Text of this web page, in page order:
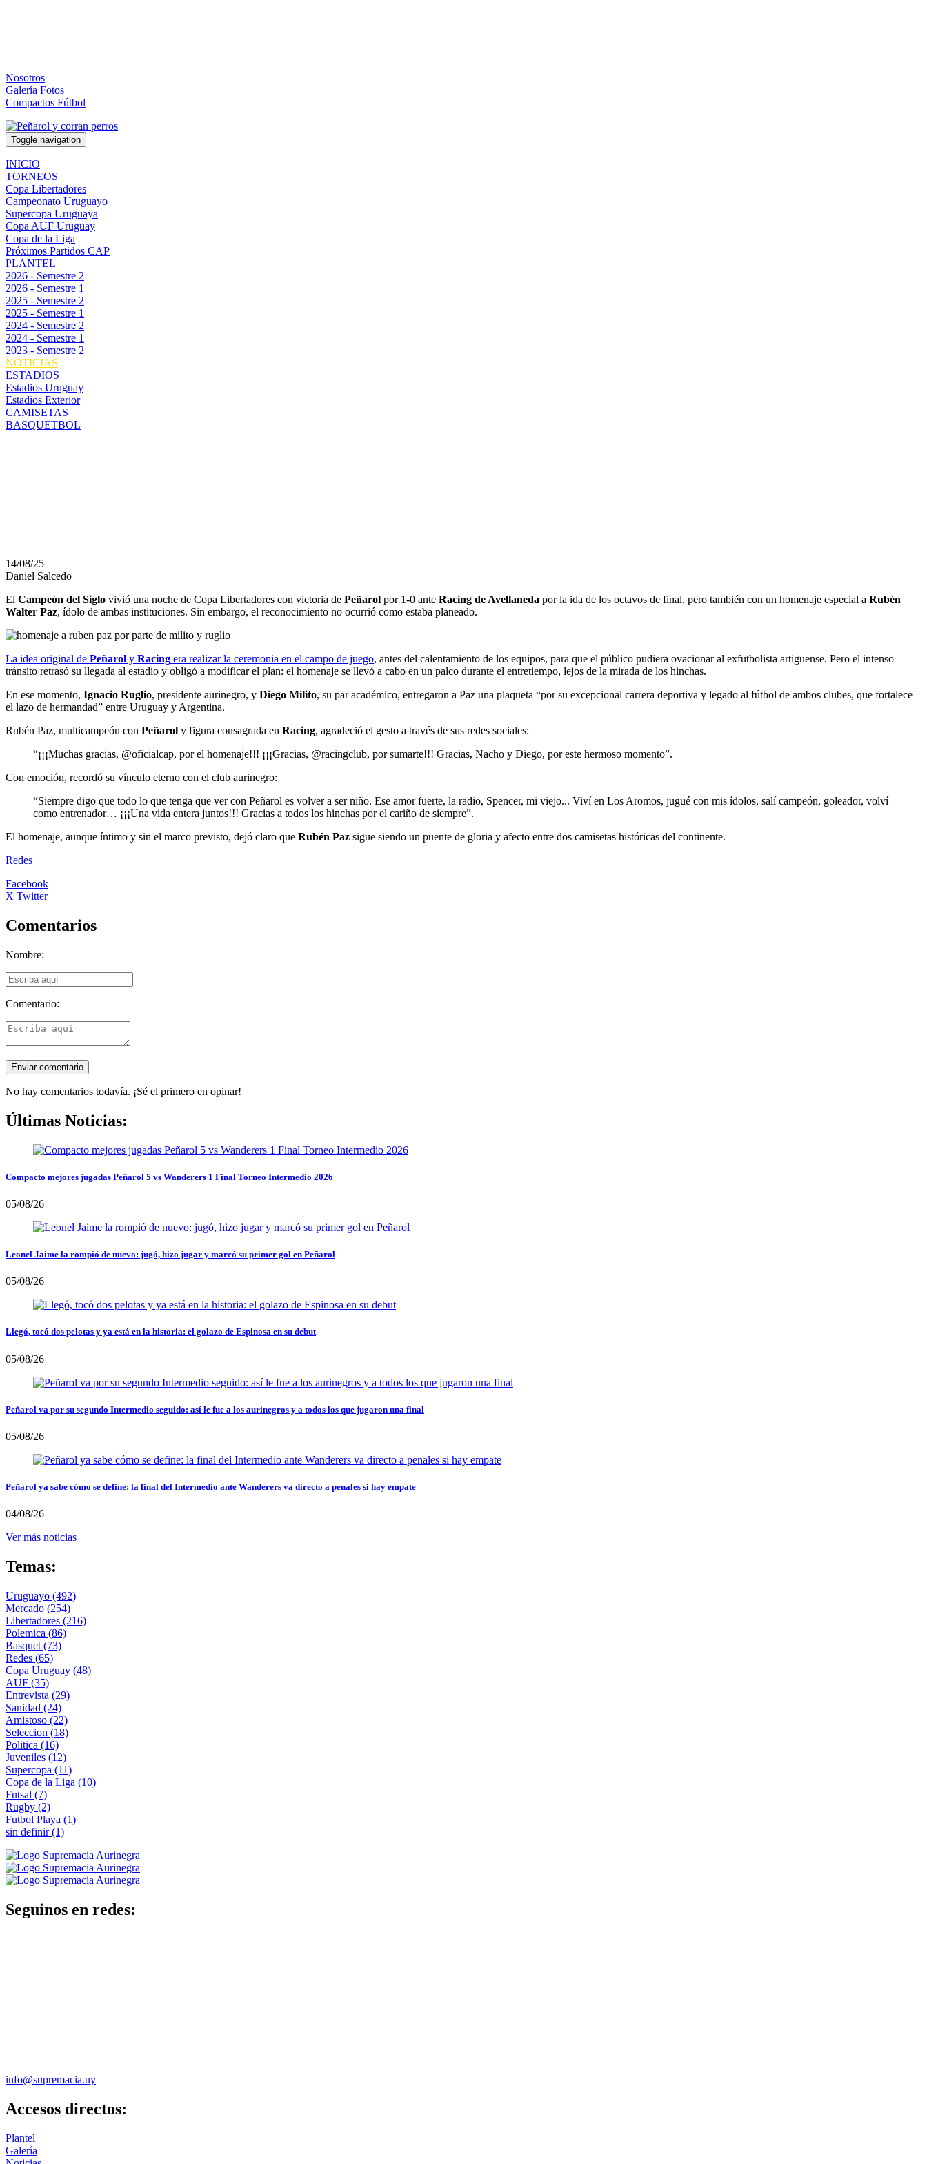
Nosotros
Galería Fotos
Compactos Fútbol
Toggle navigation
INICIO
TORNEOS
Copa Libertadores
Campeonato Uruguayo
Supercopa Uruguaya
Copa AUF Uruguay
Copa de la Liga
Próximos Partidos CAP
PLANTEL
2026 - Semestre 2
2026 - Semestre 1
2025 - Semestre 2
2025 - Semestre 1
2024 - Semestre 2
2024 - Semestre 1
2023 - Semestre 2
NOTICIAS
ESTADIOS
Estadios Uruguay
Estadios Exterior
CAMISETAS
BASQUETBOL
14/08/25
Daniel Salcedo
El Campeón del Siglo vivió una noche de Copa Libertadores con victoria de Peñarol por 1-0 ante Racing de Avellaneda por la ida de los octavos de final, pero también con un homenaje especial a Rubén
Walter Paz, ídolo de ambas instituciones. Sin embargo, el reconocimiento no ocurrió como estaba planeado.
La idea original de Peñarol y Racing era realizar la ceremonia en el campo de juego, antes del calentamiento de los equipos, para que el público pudiera ovacionar al exfutbolista artiguense. Pero el intenso
tránsito retrasó su llegada al estadio y obligó a modificar el plan: el homenaje se llevó a cabo en un palco durante el entretiempo, lejos de la mirada de los hinchas.
En ese momento, Ignacio Ruglio, presidente aurinegro, y Diego Milito, su par académico, entregaron a Paz una plaqueta “por su excepcional carrera deportiva y legado al fútbol de ambos clubes, que fortalece
el lazo de hermandad” entre Uruguay y Argentina.
Rubén Paz, multicampeón con Peñarol y figura consagrada en Racing, agradeció el gesto a través de sus redes sociales:
“¡¡¡Muchas gracias, @oficialcap, por el homenaje!!! ¡¡¡Gracias, @racingclub, por sumarte!!! Gracias, Nacho y Diego, por este hermoso momento”.
Con emoción, recordó su vínculo eterno con el club aurinegro:
“Siempre digo que todo lo que tenga que ver con Peñarol es volver a ser niño. Ese amor fuerte, la radio, Spencer, mi viejo... Viví en Los Aromos, jugué con mis ídolos, salí campeón, goleador, volví
como entrenador… ¡¡¡Una vida entera juntos!!! Gracias a todos los hinchas por el cariño de siempre”.
El homenaje, aunque íntimo y sin el marco previsto, dejó claro que Rubén Paz sigue siendo un puente de gloria y afecto entre dos camisetas históricas del continente.
Redes
Facebook
X Twitter
Comentarios
Nombre:
Comentario:
No hay comentarios todavía. ¡Sé el primero en opinar!
Últimas Noticias:
Compacto mejores jugadas Peñarol 5 vs Wanderers 1 Final Torneo Intermedio 2026
05/08/26
Leonel Jaime la rompió de nuevo: jugó, hizo jugar y marcó su primer gol en Peñarol
05/08/26
Llegó, tocó dos pelotas y ya está en la historia: el golazo de Espinosa en su debut
05/08/26
Peñarol va por su segundo Intermedio seguido: así le fue a los aurinegros y a todos los que jugaron una final
05/08/26
Peñarol ya sabe cómo se define: la final del Intermedio ante Wanderers va directo a penales si hay empate
04/08/26
Ver más noticias
Temas:
Uruguayo (492)
Mercado (254)
Libertadores (216)
Polemica (86)
Basquet (73)
Redes (65)
Copa Uruguay (48)
AUF (35)
Entrevista (29)
Sanidad (24)
Amistoso (22)
Seleccion (18)
Politica (16)
Juveniles (12)
Supercopa (11)
Copa de la Liga (10)
Futsal (7)
Rugby (2)
Futbol Playa (1)
sin definir(1)
Seguinos en redes:
info@supremacia.uy
Accesos directos:
Plantel
Galería